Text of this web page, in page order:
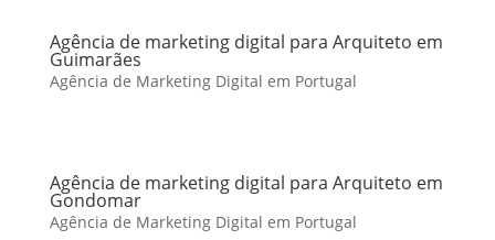
Agência de marketing digital para Arquiteto em
Guimarães
Agência de Marketing Digital em Portugal
Agência de marketing digital para Arquiteto em
Gondomar
Agência de Marketing Digital em Portugal